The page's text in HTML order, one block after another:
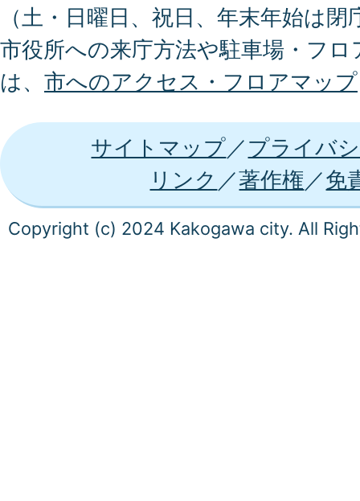
（土・日曜日、祝日、年末年始は閉
市役所への来庁方法や駐車場・フ
は、 市へのアクセス・フロアマップ
サイトマップ
プライバ
リンク
著作権 免
Copyright (c) 2024 Kakogawa city. All